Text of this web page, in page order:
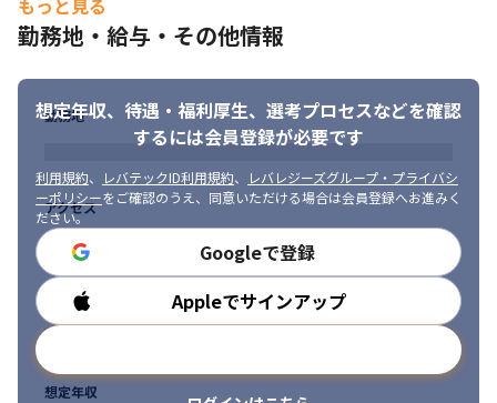
✅理由その３：ワークライフバランスが整えやすい！
多様なメンバーが所属しているキャンバスエッジ。
⭐働きやすさの実績
└ 定着率直近1年95％以上
└ リモート利用9割（出社ハイブリッド含む）
└ 男女比：男性7割／女性3割
└ 産休育休取得率100%（男女）
└ 年間休日131日以上 ＋ 有給休暇
└ 夏季休暇／冬季休暇／バースデイ休暇／各種特別休暇完備
✅理由その４：「Cmind Group」の安定した経営基盤！
14期連続増収・昨対比170%成長のグループだからこそ、選択肢
は無限！
└ 🕒 学習時間を確保しつつ、プライベートや家族との時間も大切
にしたい！
└ 🎯 PL/PMに挑戦したい！
└ 🤖 自社サービス・AIソリューション事業に挑戦したい！
もっと見る
勤務地・給与・その他情報
想定年収、待遇・福利厚生、 選考プロセスなどを確認
するには会員登録が必要です
利用規約、 レバテックID利用規約、
レバレジーズグループ・プライバシ
ーポリシーをご確認のうえ、同意いただける場合は会員登録へお進みく
ださい。
Googleで登録
Appleでサインアップ
勤務地
アクセス
勤務時間
想定年収